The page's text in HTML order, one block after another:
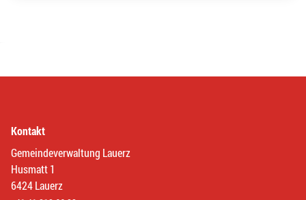
Kontakt
Gemeindeverwaltung Lauerz
Husmatt 1
6424 Lauerz